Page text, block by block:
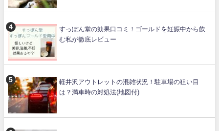
すっぽん堂の効果口コミ！ゴールドを妊娠中から飲
む私が徹底レビュー
軽井沢アウトレットの混雑状況！駐車場の狙い目
は？満車時の対処法(地図付)